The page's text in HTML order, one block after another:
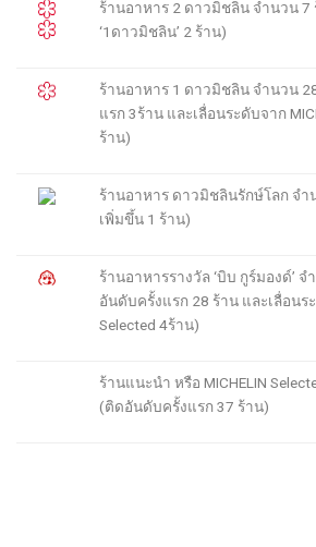
ร้านอาหาร 2 ดาวมิชลิน จำนวน7
‘1 ดาวมิชลิน’ 2 ร้าน)
ร้านอาหาร 1 ดาวมิชลิน จำนวน 2
แรก 3ร้าน และเลื่อนระดับจาก
ร้าน)
ร้านอาหาร ดาวมิชลินรักษ์โลก จำ
เพิ่มขึ้น 1 ร้าน)
ร้านอาหารรางวัล ‘บิบ กูร์มองด์’ จ
อันดับครั้งแรก 28 ร้าน และเลื่อนร
Selected 4ร้าน)
ร้านแนะนำ หรือ MICHELIN
(ติดอันดับครั้งแรก 37 ร้าน)